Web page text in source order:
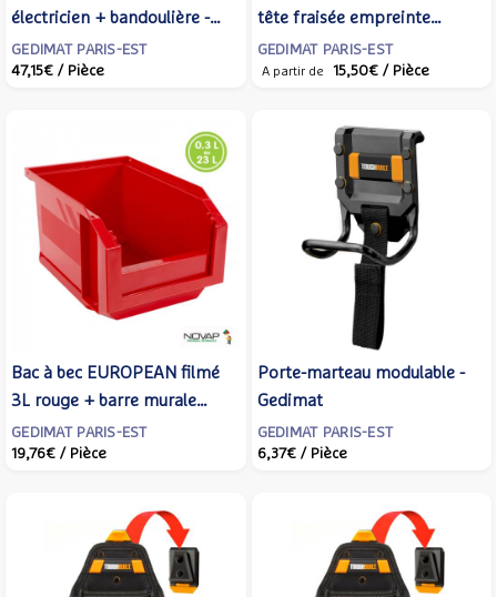
électricien + bandoulière -
Gedimat
GEDIMAT PARIS-EST
47,15€ / Pièce
tête fraisée empreinte
pozidriv en valisette de 600
pièces - Gedimat
GEDIMAT PARIS-EST
A partir de 15,50€ / Pièce
Bac à bec EUROPEAN filmé
3L rouge + barre murale
plastique - Lot de 4 pièces -
Gedimat
GEDIMAT PARIS-EST
19,76€ / Pièce
Porte-marteau modulable -
Gedimat
GEDIMAT PARIS-EST
6,37€ / Pièce